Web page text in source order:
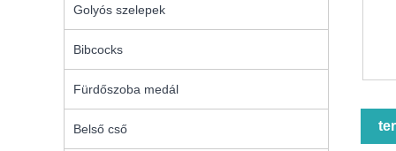
Golyós szelepek
Bibcocks
Fürdőszoba medál
Belső cső